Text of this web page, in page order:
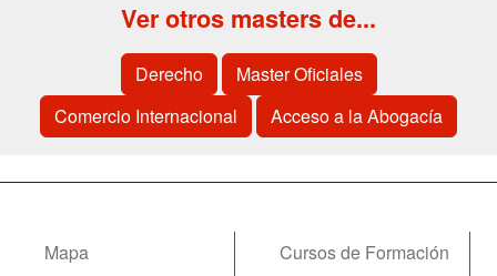
Ver otros masters de...
Derecho
Master Oficiales
Comercio Internacional
Acceso a la Abogacía
Mapa
Cursos de Formación